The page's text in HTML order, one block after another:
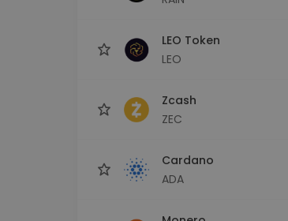
LEO Token
LEO
Zcash
ZEC
Cardano
ADA